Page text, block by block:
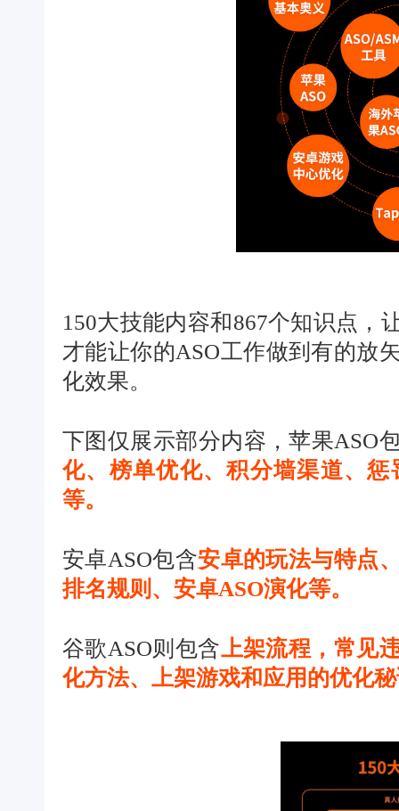
150大技能内容和867个知识点，
才能让你的ASO工作做到有的放
化效果。
下图仅展示部分内容，苹果ASO
化、榜单优化、积分墙渠道、
等。
安卓ASO包含安卓的玩法与特点
排名规则、安卓ASO演化等。
谷歌ASO则包含上架流程，常见
化方法、上架游戏和应用的优化